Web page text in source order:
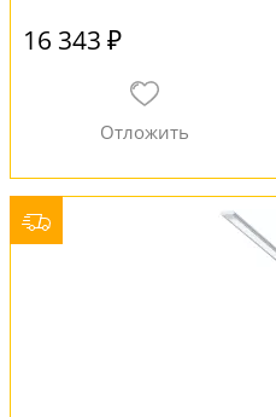
16 343 ₽